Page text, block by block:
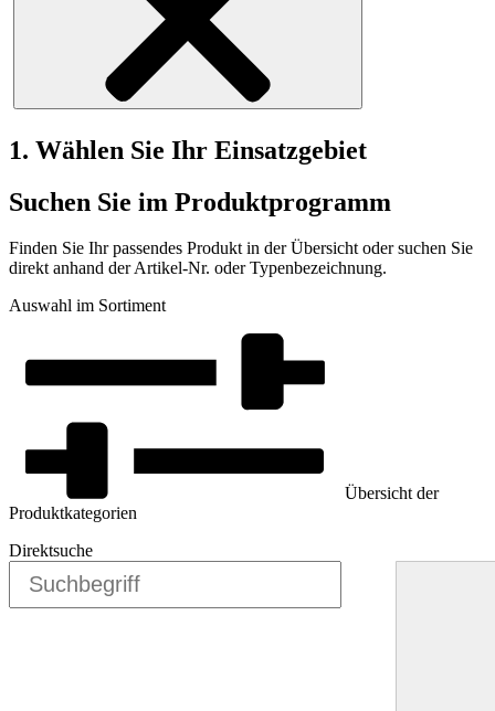
1. Wählen Sie Ihr Einsatzgebiet
Suchen Sie im Produktprogramm
Finden Sie Ihr passendes Produkt in der Übersicht oder suchen Sie
direkt anhand der Artikel-Nr. oder Typenbezeichnung.
Auswahl im Sortiment
Übersicht der
Produktkategorien
Direktsuche